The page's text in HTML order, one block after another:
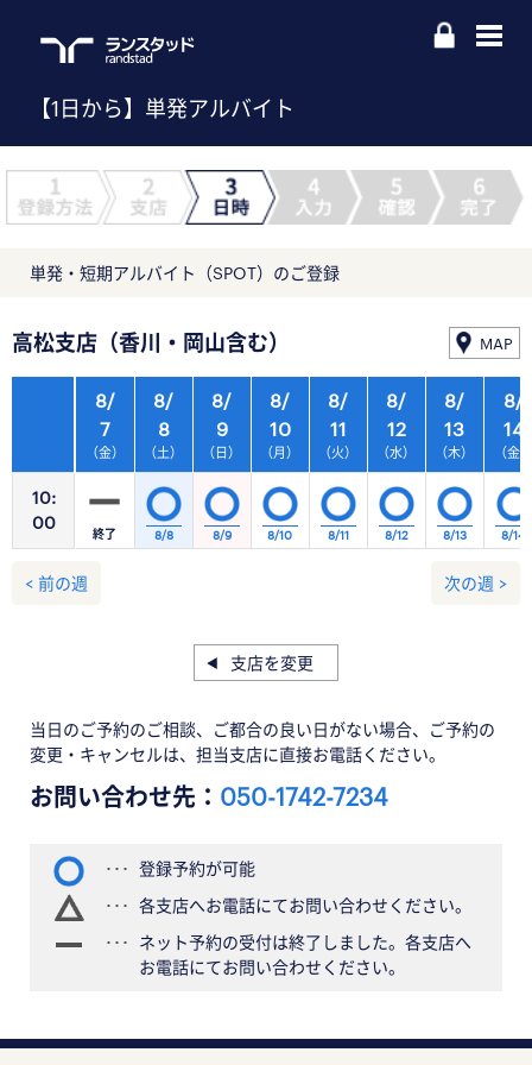
【1日から】単発アルバイト
単発・短期アルバイト（SPOT）のご登録
高松支店（香川・岡山含む） MAP
10:
00
8/
7
（金）
8/
8
（土）
8/
9
（日）
8/
10
（月）
8/
11
（火）
8/
12
（水）
8/
13
（木）
終了 8/8 8/9 8/10 8/11 8/12 8/13
8/
14
（金）
8/14
< 前の週 次の週 >
支店を変更
当日のご予約のご相談、ご都合の良い日がない場合、ご予約の
変更・キャンセルは、担当支店に直接お電話ください。
お問い合わせ先： 050-1742-7234
登録予約が可能
各支店へお電話にてお問い合わせください。
ネット予約の受付は終了しました。各支店へ
お電話にてお問い合わせください。